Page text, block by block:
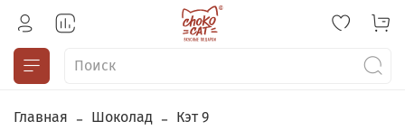
Главная Шоколад Кэт 9